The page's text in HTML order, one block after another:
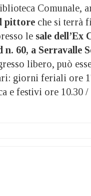
Comunale,
pittore che si terrà
le sale dell’Ex
60, a Serravalle
libero, può
giorni feriali ore
e festivi ore 10.30 /